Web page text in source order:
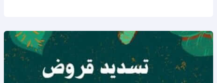
سداد
القروض: